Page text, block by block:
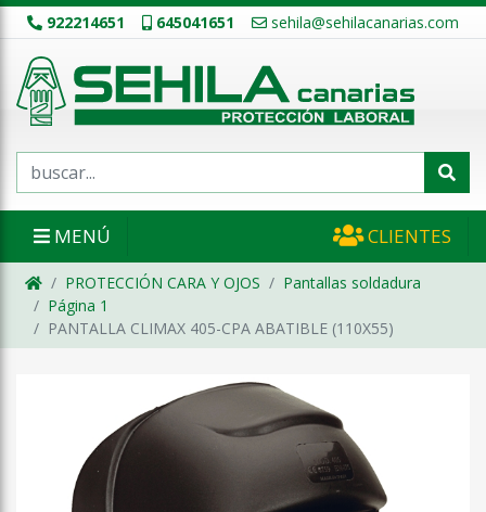
922214651 645041651 sehila@sehilacanarias.com
MENÚ CLIENTES
PROTECCIÓN CARA Y OJOS
Pantallas soldadura
Página 1
PANTALLA CLIMAX 405-CPA ABATIBLE (110X55)